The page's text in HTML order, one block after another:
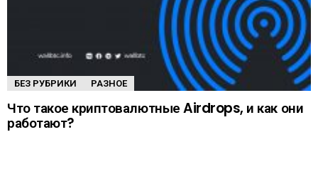
БЕЗ РУБРИКИ РАЗНОЕ
Что такое криптовалютные Airdrops, и как они
работают?